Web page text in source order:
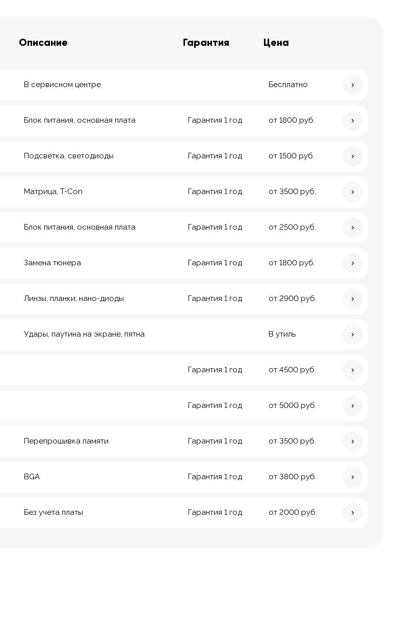
Описание Гарантия Цена
В сервисном центре Бесплатно
Блок питания, основная плата Гарантия 1 год от 1800 руб.
Подсветка, светодиоды Гарантия 1 год от 1500 руб.
Матрица, T-Con Гарантия 1 год от 3500 руб.
Блок питания, основная плата Гарантия 1 год от 2500 руб.
Замена тюнера Гарантия 1 год от 1800 руб.
Линзы, планки, нано-диоды Гарантия 1 год от 2900 руб.
Удары, паутина на экране, пятна В утиль
Гарантия 1 год от 4500 руб.
Гарантия 1 год от 5000 руб.
Перепрошивка памяти Гарантия 1 год от 3500 руб.
BGA Гарантия 1 год от 3800 руб.
Без учета платы Гарантия 1 год от 2000 руб.